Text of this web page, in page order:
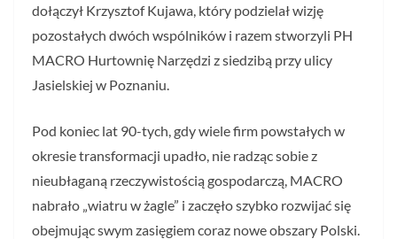
dołączył Krzysztof Kujawa, który podzielał wizję
pozostałych dwóch wspólników i razem stworzyli PH
MACRO Hurtownię Narzędzi z siedzibą przy ulicy
Jasielskiej w Poznaniu.
Pod koniec lat 90-tych, gdy wiele firm powstałych w
okresie transformacji upadło, nie radząc sobie z
nieubłaganą rzeczywistością gospodarczą, MACRO
nabrało „wiatru w żagle” i zaczęło szybko rozwijać się
obejmując swym zasięgiem coraz nowe obszary Polski.